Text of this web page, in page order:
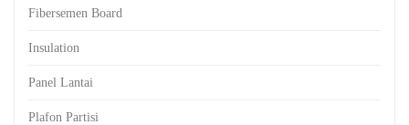
Fibersemen Board
Insulation
Panel Lantai
Plafon Partisi